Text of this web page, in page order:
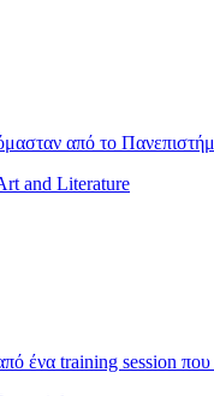
από το
and Literature
ένα training session